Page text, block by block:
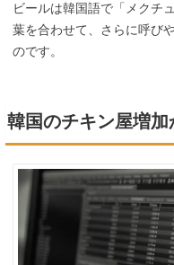
ビールは韓国語で「メクチ
葉を合わせて、さらに呼び
のです。
韓国のチキン屋増